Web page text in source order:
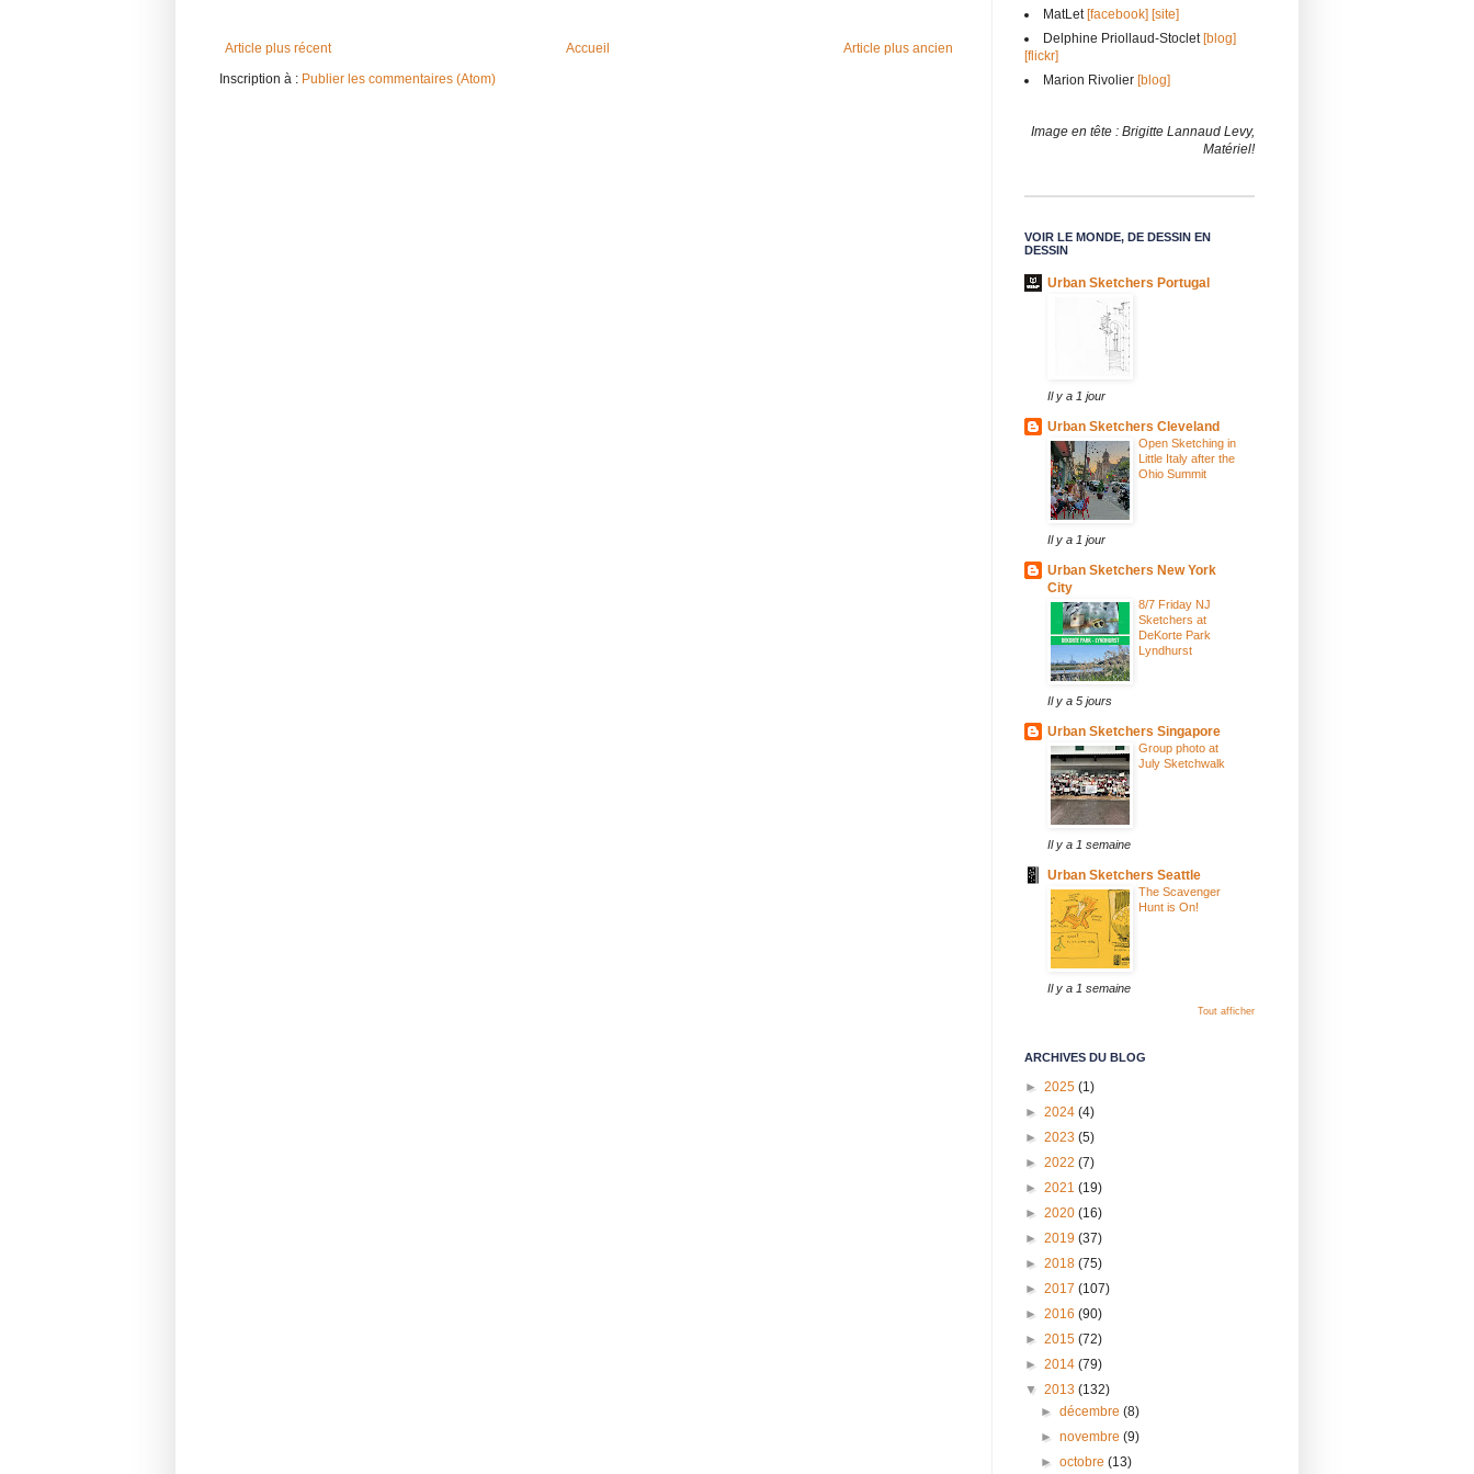
Article plus récent Article plus ancien
Accueil
Inscription à : Publier les commentaires (Atom)
MatLet[facebook] [site]
Delphine Priollaud-Stoclet[blog]
[flickr]
Marion Rivolier [blog]
Image en tête : Brigitte Lannaud Levy,
Matériel!
VOIR LE MONDE, DE DESSIN EN
DESSIN
Urban Sketchers Portugal
Il y a 1 jour
Urban Sketchers Cleveland
Open Sketching in
Little Italy after the
Ohio Summit
Il y a 1 jour
Urban Sketchers New York
City
8/7 Friday NJ
Sketchers at
DeKorte Park
Lyndhurst
Il y a 5 jours
Urban Sketchers Singapore
Group photo at
July Sketchwalk
Il y a 1 semaine
Urban Sketchers Seattle
The Scavenger
Hunt is On!
Il y a 1 semaine
Tout afficher
ARCHIVES DU BLOG
► 2025 (1)
► 2024 (4)
► 2023 (5)
► 2022 (7)
► 2021 (19)
► 2020 (16)
► 2019 (37)
► 2018 (75)
► 2017 (107)
► 2016 (90)
► 2015 (72)
► 2014 (79)
▼ 2013 (132)
►décembre(8)
►novembre(9)
►octobre(13)